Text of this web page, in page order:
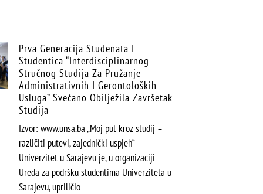
Prva Generacija Studenata I
Studentica “Interdisciplinarnog
Stručnog Studija Za Pružanje
Administrativnih I Gerontoloških
Usluga” Svečano Obilježila Završetak
Studija
Izvor: www.unsa.ba „Moj put kroz studij –
različiti putevi, zajednički uspjeh“
Univerzitet u Sarajevu je, u organizaciji
Ureda za podršku studentima Univerziteta u
Sarajevu, upriličio